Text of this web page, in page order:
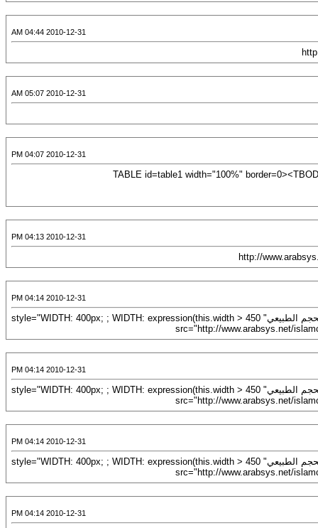
2010-12-31 04:44 AM
2010-12-31 05:07 AM
2010-12-31 04:07 PM
<TABLE id=table1 width="100%"
2010-12-31 04:13 PM
2010-12-31 04:14 PM
[URL="http://www.arabsys.net/islamcard/029.gif"]<IMG title="اضغط على الصورة لرؤيتها بالحجم الطبيعي" style="WIDTH: 400px; ; WIDTH: expression(this.width > 450
2010-12-31 04:14 PM
[URL="http://www.arabsys.net/islamcard/030.gif"]<IMG title="اضغط على الصورة لرؤيتها بالحجم الطبيعي" style="WIDTH: 400px; ; WIDTH: expression(this.width > 450
2010-12-31 04:14 PM
[URL="http://www.arabsys.net/islamcard/032.gif"]<IMG title="اضغط على الصورة لرؤيتها بالحجم الطبيعي" style="WIDTH: 400px; ; WIDTH: expression(this.width > 450
2010-12-31 04:14 PM